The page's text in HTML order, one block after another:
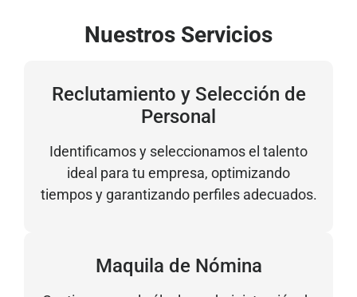
Nuestros Servicios
Reclutamiento y Selección de
Personal
Identificamos y seleccionamos el talento
ideal para tu empresa, optimizando
tiempos y garantizando perfiles adecuados.
Maquila de Nómina